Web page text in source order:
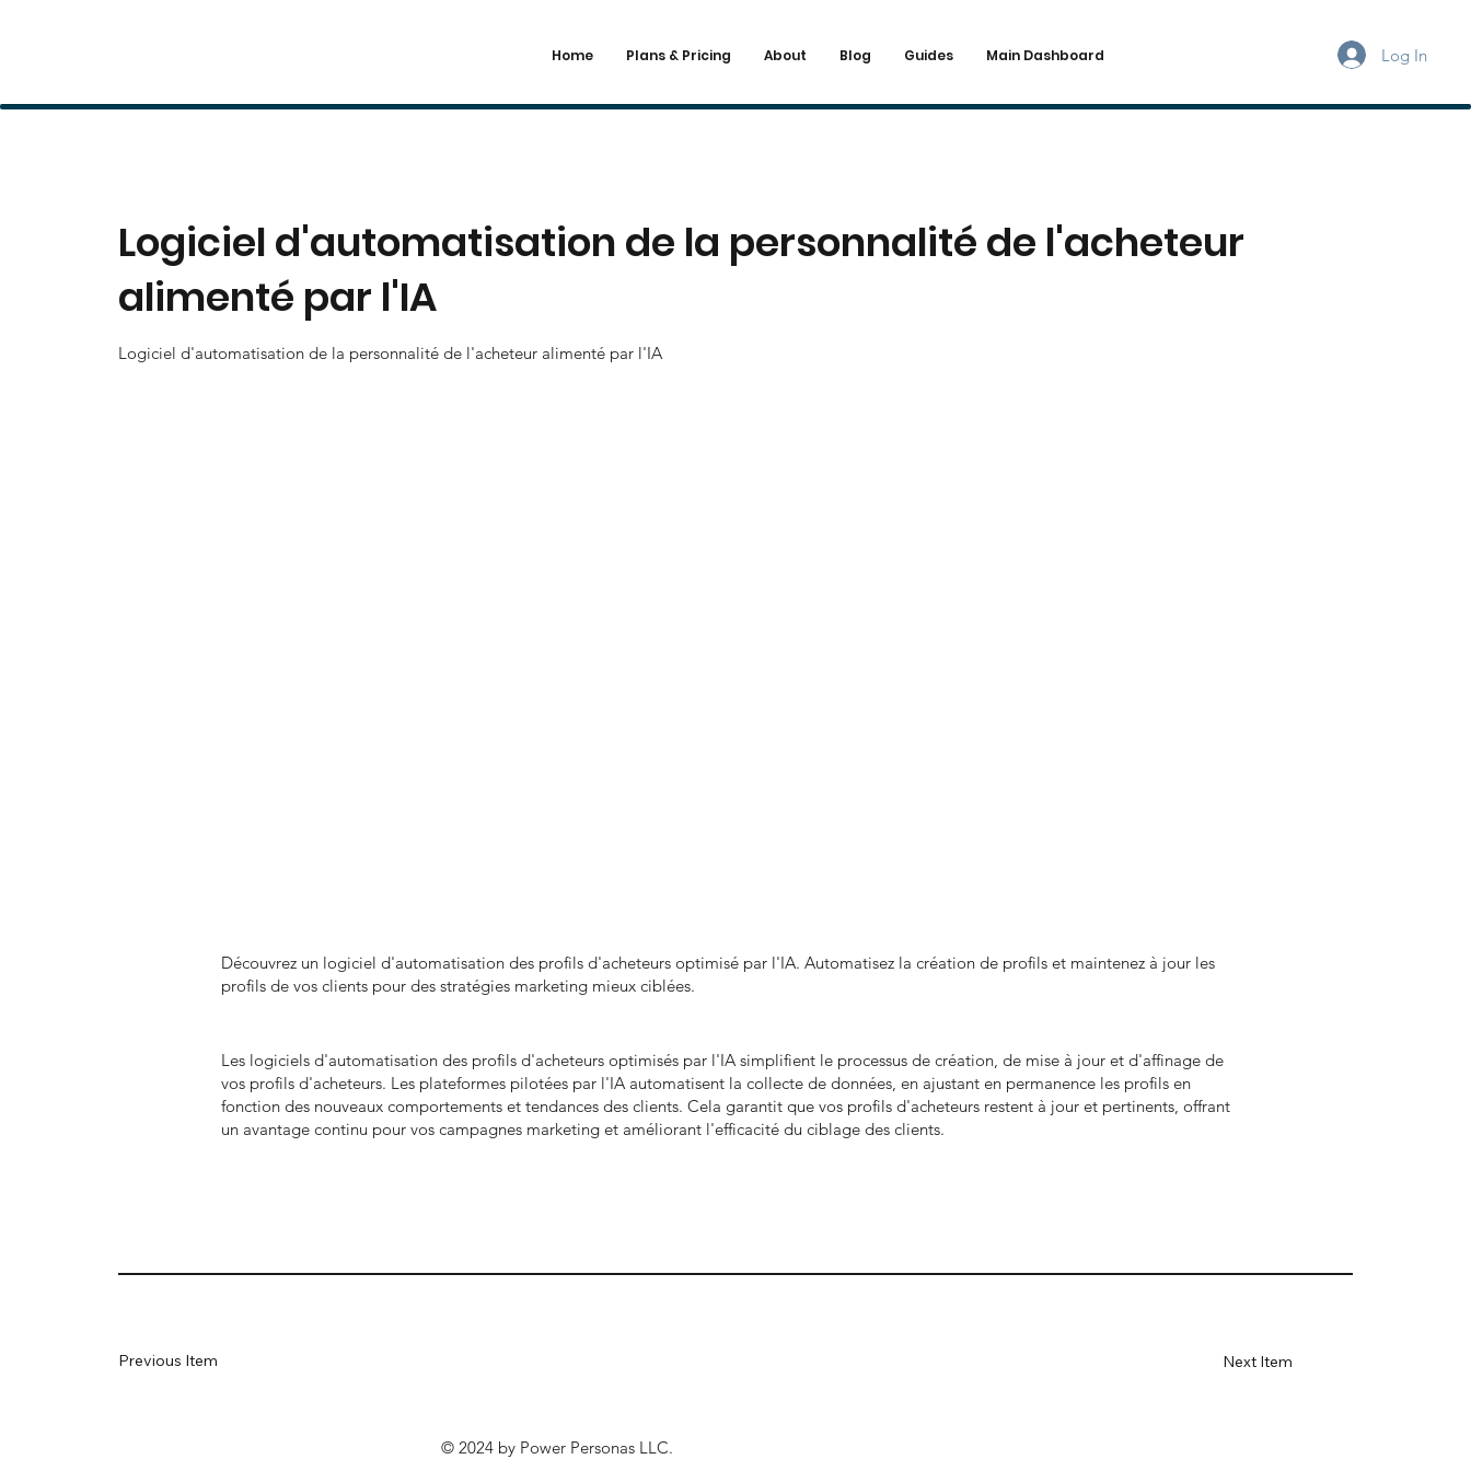
Home Plans & Pricing About Blog Guides Main Dashboard Log In
Logiciel d'automatisation de la personnalité de l'acheteur
alimenté par l'IA
Logiciel d'automatisation de la personnalité de l'acheteur alimenté par l'IA
Découvrez un logiciel d'automatisation des profils d'acheteurs optimisé par l'IA. Automatisez la création de profils et maintenez à jour les
profils de vos clients pour des stratégies marketing mieux ciblées.
Les logiciels d'automatisation des profils d'acheteurs optimisés par l'IA simplifient le processus de création, de mise à jour et d'affinage de
vos profils d'acheteurs. Les plateformes pilotées par l'IA automatisent la collecte de données, en ajustant en permanence les profils en
fonction des nouveaux comportements et tendances des clients. Cela garantit que vos profils d'acheteurs restent à jour et pertinents, offrant
un avantage continu pour vos campagnes marketing et améliorant l'efficacité du ciblage des clients.
Next Item
Previous Item
© 2024 by Power Personas LLC.